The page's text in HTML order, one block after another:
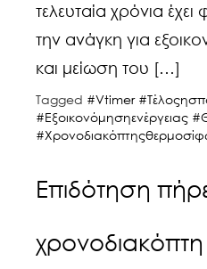
τελευταία χρόνια
την ανάγκη για
και μείωση του […]
Tagged #Vtimer
#Εξοικονόμησηενέργειας
Επιδότηση
χρονοδιακόπτη